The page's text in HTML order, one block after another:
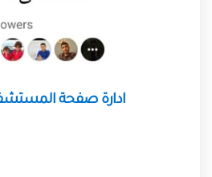
ادارة صفحة